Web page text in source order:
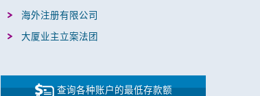
海外注册有限公司
大厦业主立案法团
查询各种账户的最低存款额